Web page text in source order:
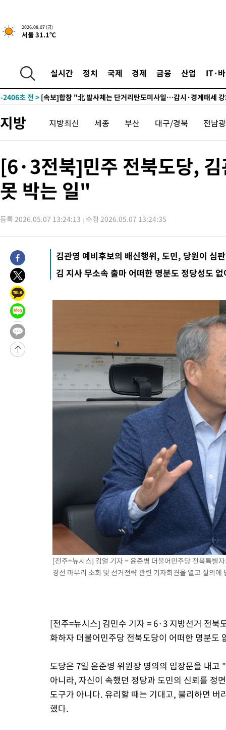
2026.08.07 (금)
서울 31.1℃
실시간 정치 국제 경제 금융 산업 IT·
-19896초 전 >'월드컵 탈락 후폭풍' 축구협회…11시간 걸린 초유의 압수수
합)
-19332초 전 >[속보] 뉴욕증시, 혼조 출발…나스닥 0.3%↓, 다우 0.14%↑
-16810초 전 >
경찰, '홍명보는 2순위' 결론냈던 스포츠윤리센터도 압수수색
-2406초 전 >
-2154초 전 > 日방위성, 北이 동해로 쏜 발사체는 탄도미사일 가능성
10초 전 > [속보]합참 "북, 동해상으로 미상 발사체 발사"
10분 전 >'낮 최고 39도' 불볕더위…한밤 열대야도 계속[내일날씨]
16분 전 > "韓 외환시장 개입 관측 배경엔 美의 대한국 무역적자 있어"
19분 전 > '월드컵 탈락 후폭풍' 축구협회…초유의 압수수색에 '충격·당황'
22분 전 >서울 낮 37.9도, 올여름 최고치 경신…영등포 순간 '40도'
1시간 전 >[속보]코스닥, 800p 회복…0.26% 오른 801.67 마감
1시간 전 >[속보]코스피, 301.88포인트(4.58%) 내린 6296.38 마감
1시간 전 >
[속보]원·달러 환율, 0.7원 내린 1423.8원 마감
2시간 전 >
"여기 떨어졌다"…다누리, 스페이스X 로켓 달 충돌 흔적 포착
3시간 전 >
손흥민, 5경기 연속골 실패…LAFC는 승부차기 끝 과달라하라 격파
5시간 전 >
-19896초 전 >
'월드컵 탈락 후폭풍' 축구협회…11시간 걸린 초유의 압수수
-19332초 전 >
[속보] 뉴욕증시, 혼조 출발…나스닥 0.3%↓, 다우 0.14%↑
-18125초 전 >
축구협회, 15년 전 심판 성 접대 파문에 "현재는 내부 지침 준
-16810초 전 >
경찰, '홍명보는 2순위' 결론냈던 스포츠윤리센터도 압수수색
[속보]합참 "北 발사체는 단거리탄도미사일…감시·경계태세
日방위성, 北이 동해로 쏜 발사체는 탄도미사일 가능성
[속보] SKT, 에이닷 서비스 장애 발생…"원인 파악 중"
[속보]합참 "북, 동해상으로 미상 발사체 발사"
'낮 최고 39도' 불볕더위…한밤 열대야도 계속[내일날씨]
[속보]7~9일 프로야구 3연전도 폭염 취소…11일 재개
"韓 외환시장 개입 관측 배경엔 美의 대한국 무역적자 있어"
'월드컵 탈락 후폭풍' 축구협회…초유의 압수수색에 '충격·당황'
서울 낮 37.9도, 올여름 최고치 경신…영등포 순간 '40도'
[속보]종합특검, 대검 추가 압수수색…내란 중요임무종사 혐의
[속보]코스닥, 800p 회복…0.26% 오른 801.67 마감
[속보]코스피, 301.88포인트(4.58%) 내린 6296.38 마감
[속보]원·달러 환율, 0.7원 내린 1423.8원 마감
"여기 떨어졌다"…다누리, 스페이스X 로켓 달 충돌 흔적 포착
손흥민, 5경기 연속골 실패…LAFC는 승부차기 끝 과달라하라 격파
내일까지 39도 '펄펄'…기상청 "태풍 지나며 폭염 잠시 꺾인다"
지방 지방최신 세종 부산 대구/경북 전남
[6·3전북]민주 전북도당,
못 박는 일"
등록 2026.05.07 13:24:13 수정 2026.05.07 13:24:35
김관영 예비후보의 배신행위, 도민, 당원이 심
김 지사 무소속 출마 어떠한 명분도 정당성도 없
[전주=뉴시스] 김얼 기자 = 윤준병 더불어민주당 전북특별
경선 마무리 소회 및 선거전략 관련 기자회견을 열고 질의
[전주=뉴시스] 김민수 기자 = 6·3 지방선거 전북
화하자 더불어민주당 전북도당이 어떠한 명분도
도당은 7일 윤준병 위원장 명의의 입장문을 내
아니라, 자신이 속했던 정당과 도민의 신뢰를 정
도구가 아니다. 유리할 때는 기대고, 불리하면
했다.